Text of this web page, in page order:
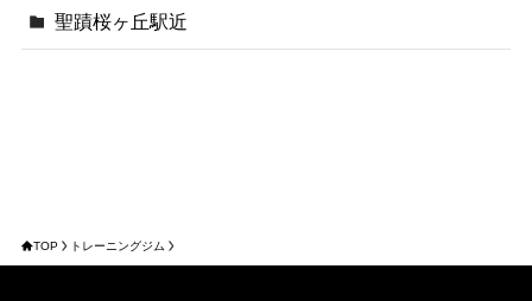
聖蹟桜ヶ丘駅近
TOP トレーニングジム